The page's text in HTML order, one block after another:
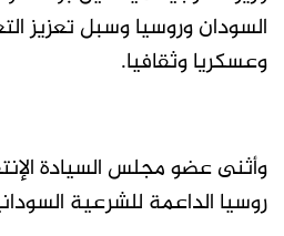
السودان وروسيا وسبل تعزيز
وعسكريا وثقافيا.
وأثنى عضو مجلس السيادة
روسيا الداعمة للشرعية